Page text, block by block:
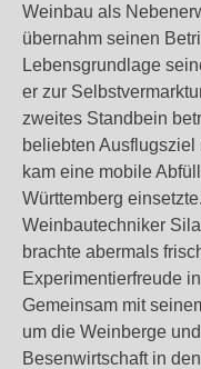
Weinbau als
übernahm seinen
Lebensgrundlage
er zur
zweites Standbein
beliebten
kam eine mobile
Württemberg
Weinbautechniker
brachte abermals
Experimentierfreude
Gemeinsam mit
um die Weinberge
Besenwirtschaft in